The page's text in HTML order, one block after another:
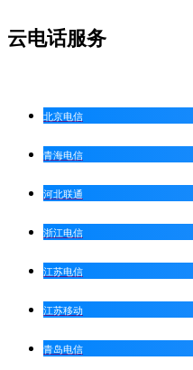
云电话服务
北京电信
青海电信
河北联通
浙江电信
江苏电信
江苏移动
青岛电信